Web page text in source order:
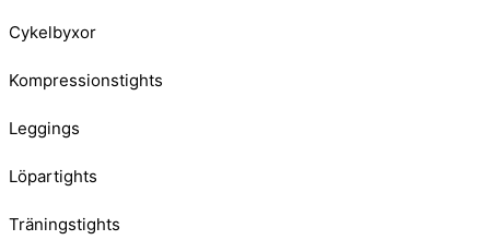
Cykelbyxor
Kompressionstights
Leggings
Löpartights
Träningstights